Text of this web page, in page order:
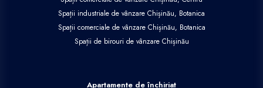
Spații industriale de vânzare Chișinău, Botanica
Spații comerciale de vânzare Chișinău, Botanica
Spații de birouri de vânzare Chișinău
Apartamente de închiriat